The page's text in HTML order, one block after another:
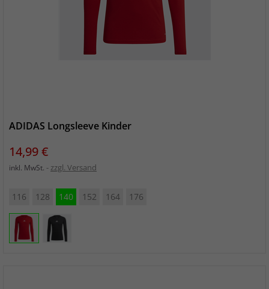
ADIDAS Longsleeve Kinder
Preis
14,99 €
inkl. MwSt. zzgl. Versand
116 128 140 152 164 176